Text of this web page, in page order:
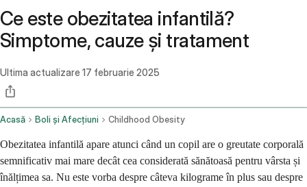
Ce este obezitatea infantilă?
Simptome, cauze și tratament
Ultima actualizare 17 februarie 2025
Acasă Boli și Afecțiuni Childhood Obesity
Obezitatea infantilă apare atunci când un copil are o greutate corporală
semnificativ mai mare decât cea considerată sănătoasă pentru vârsta și
înălțimea sa. Nu este vorba despre câteva kilograme în plus sau despre